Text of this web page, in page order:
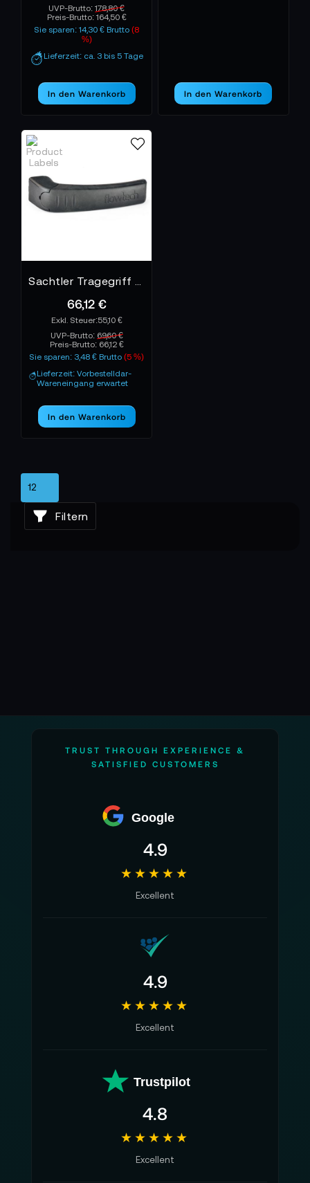
UVP-Brutto:178,80 €
Preis-Brutto: 164,50 €
Sie sparen: 14,30 € Brutto(8
%)
Lieferzeit: ca. 3 bis 5 Tage
In den Warenkorb In den Warenkorb
66,12 €
55,10 €
UVP-Brutto: 69,60 €
Preis-Brutto: 66,12 €
Sie sparen: 3,48 € Brutto(5 %)
Lieferzeit: Vorbestelldar-
Wareneingang erwartet
In den Warenkorb
Filtern
TRUST THROUGH EXPERIENCE &
SATISFIED CUSTOMERS
Google
4.9
★★★★★
Excellent
4.9
★★★★★
Excellent
Trustpilot
4.8
★★★★★
Excellent